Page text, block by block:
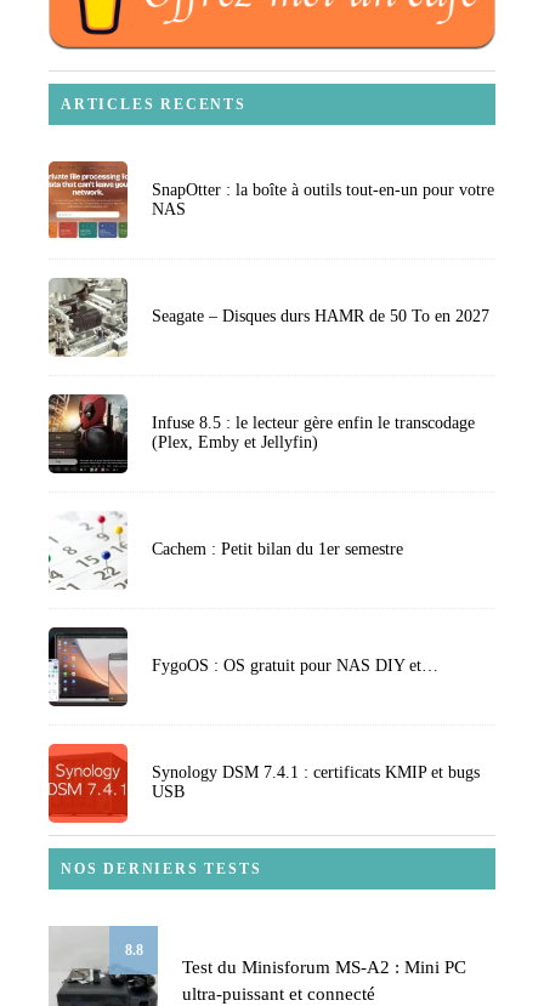
ARTICLES RECENTS
SnapOtter : la boîte à outils tout-en-un pour votre
NAS
Seagate – Disques durs HAMR de 50 To en 2027
Infuse 8.5 : le lecteur gère enfin le transcodage
(Plex, Emby et Jellyfin)
Cachem : Petit bilan du 1er semestre
FygoOS : OS gratuit pour NAS DIY et…
Synology DSM 7.4.1 : certificats KMIP et bugs
USB
NOS DERNIERS TESTS
8.8
Test du Minisforum MS-A2 : Mini PC
ultra-puissant et connecté